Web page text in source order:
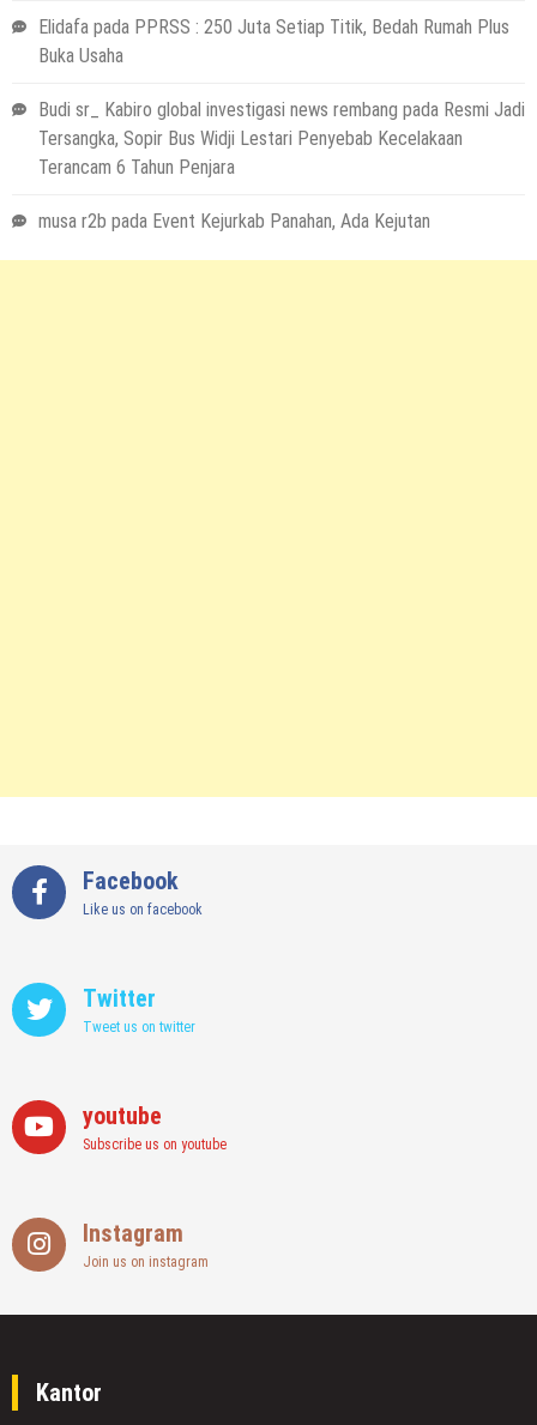
Elidafa pada PPRSS : 250 Juta Setiap Titik, Bedah Rumah Plus
Buka Usaha
Budi sr_ Kabiro global investigasi news rembang pada Resmi Jadi
Tersangka, Sopir Bus Widji Lestari Penyebab Kecelakaan
Terancam 6 Tahun Penjara
musa r2b pada Event Kejurkab Panahan, Ada Kejutan
Facebook
Like us on facebook
Twitter
Tweet us on twitter
youtube
Subscribe us on youtube
Instagram
Join us on instagram
Kantor